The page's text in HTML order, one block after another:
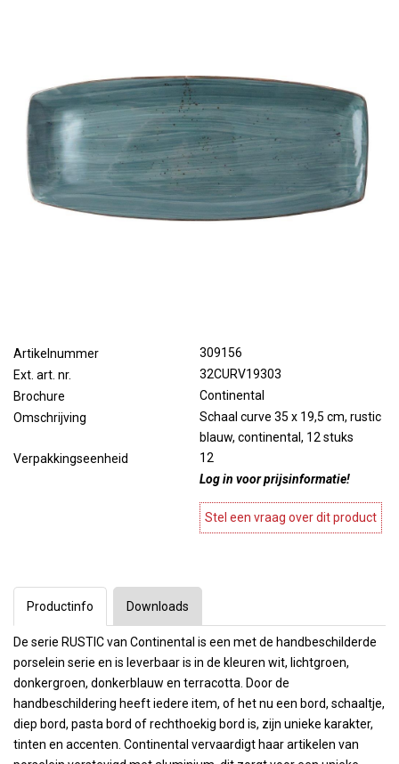
Artikelnummer
309156
Ext. art. nr.
32CURV19303
Brochure
Continental
Omschrijving
Schaal curve 35 x 19,5 cm, rustic
blauw, continental, 12 stuks
Verpakkingseenheid
12
Log in voor prijsinformatie!
Stel een vraag over dit product
Productinfo
De serie RUSTIC van Continental is een met de handbeschilderde
porselein serie en is leverbaar is in de kleuren wit, lichtgroen,
donkergroen, donkerblauw en terracotta. Door de
handbeschildering heeft iedere item, of het nu een bord, schaaltje,
diep bord, pasta bord of rechthoekig bord is, zijn unieke karakter,
tinten en accenten. Continental vervaardigt haar artikelen van
Downloads